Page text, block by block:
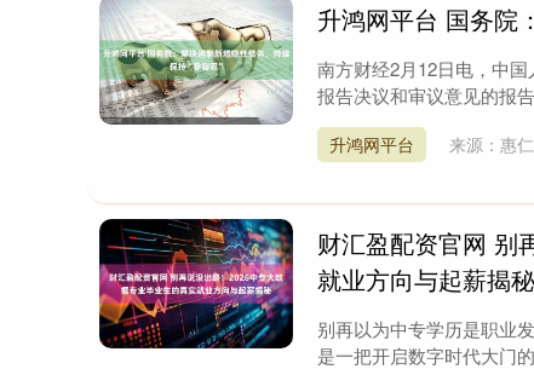
升鸿网平台 国务院
南方财经2月12日电，中
报告决议和审议意见的报
升鸿网平台 来源：惠
财汇盈配资官网 别
就业方向与起薪揭秘
别再以为中专学历是职业
是一把开启数字时代大门